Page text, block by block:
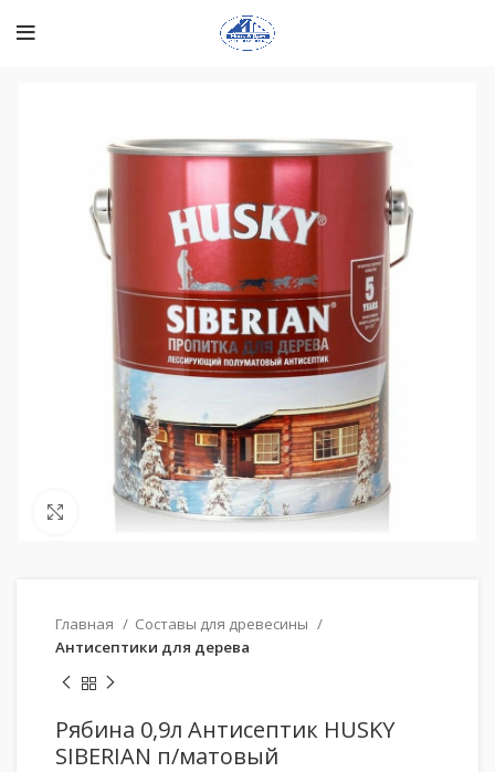
Нажмите, чтобы увеличить
Главная
Составы для древесины
Антисептики для дерева
Рябина 0,9л Антисептик HUSKY
SIBERIAN п/матовый